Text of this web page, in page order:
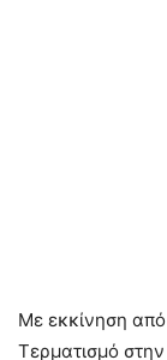
Με εκκίνηση
Τερματισμό